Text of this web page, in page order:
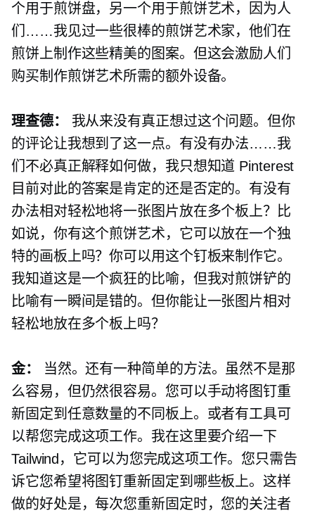
个用于煎饼盘，另一个用于煎饼艺术，因为人
们……我见过一些很棒的煎饼艺术家，他们在
煎饼上制作这些精美的图案。但这会激励人们
购买制作煎饼艺术所需的额外设备。
理查德：
我从来没有真正想过这个问题。但你
的评论让我想到了这一点。有没有办法……我
们不必真正解释如何做，我只想知道 Pinterest
目前对此的答案是肯定的还是否定的。有没有
办法相对轻松地将一张图片放在多个板上？比
如说，你有这个煎饼艺术，它可以放在一个独
特的画板上吗？你可以用这个钉板来制作它。
我知道这是一个疯狂的比喻，但我对煎饼铲的
比喻有一瞬间是错的。但你能让一张图片相对
轻松地放在多个板上吗？
金：
当然。还有一种简单的方法。虽然不是那
么容易，但仍然很容易。您可以手动将图钉重
新固定到任意数量的不同板上。或者有工具可
以帮您完成这项工作。我在这里要介绍一下
Tailwind，它可以为您完成这项工作。您只需告
诉它您希望将图钉重新固定到哪些板上。这样
做的好处是，每次您重新固定时，您的关注者